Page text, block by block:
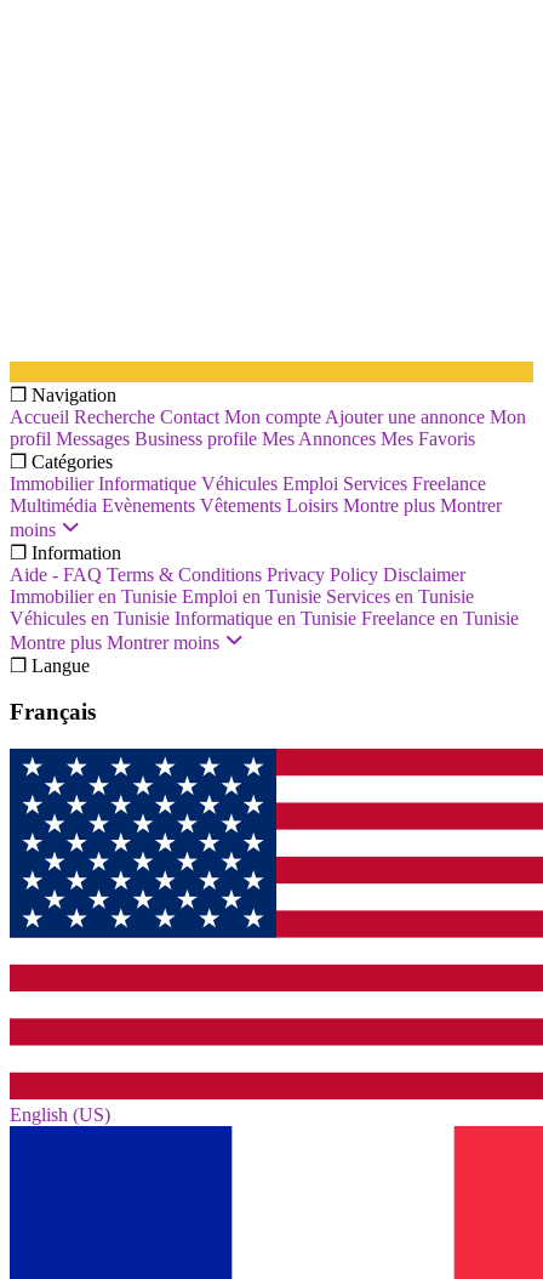
❐ Navigation
Accueil Recherche Contact Mon compte Ajouter une annonce Mon
profil Messages Business profile Mes Annonces Mes Favoris
❐ Catégories
Immobilier Informatique Véhicules Emploi Services Freelance
Multimédia Evènements Vêtements Loisirs Montre plus Montrer
moins
❐ Information
Aide - FAQ Terms & Conditions Privacy Policy Disclaimer
Immobilier en Tunisie Emploi en Tunisie Services en Tunisie
Véhicules en Tunisie Informatique en Tunisie Freelance en Tunisie
Montre plus Montrer moins
❐ Langue
Français
English (US)‎